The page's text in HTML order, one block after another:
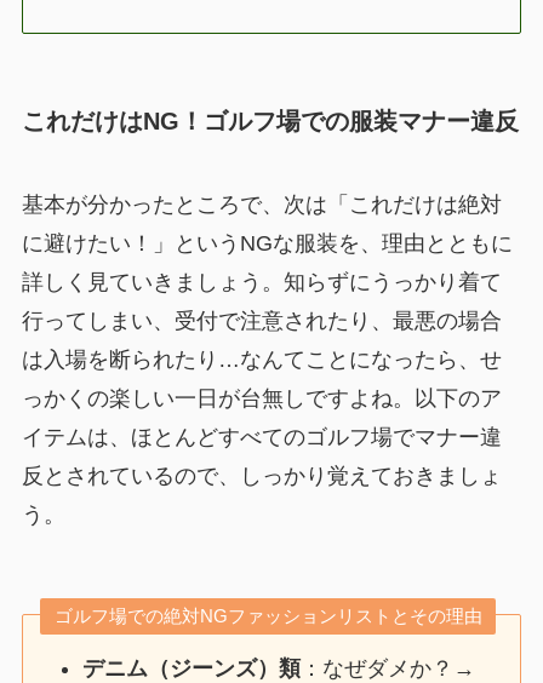
これだけはNG！ゴルフ場での服装マナー違反
基本が分かったところで、次は「これだけは絶対
に避けたい！」というNGな服装を、理由とともに
詳しく見ていきましょう。知らずにうっかり着て
行ってしまい、受付で注意されたり、最悪の場合
は入場を断られたり…なんてことになったら、せ
っかくの楽しい一日が台無しですよね。以下のア
イテムは、ほとんどすべてのゴルフ場でマナー違
反とされているので、しっかり覚えておきましょ
う。
ゴルフ場での絶対NGファッションリストとその理由
デニム（ジーンズ）類 ：なぜダメか？→